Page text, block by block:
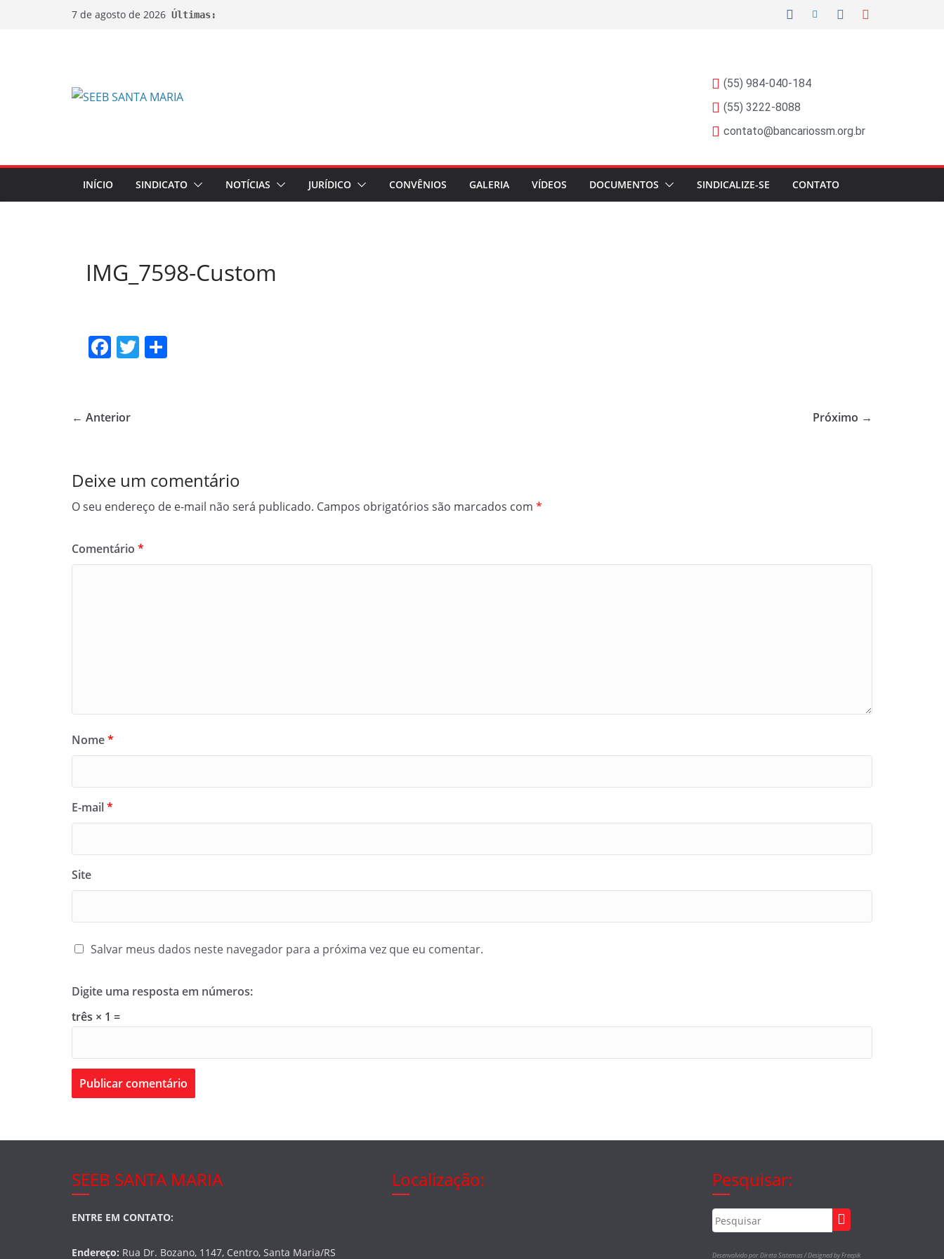
7 de agosto de 2026 Últimas:
(55) 984-040-184
(55) 3222-8088
contato@bancariossm.org.br
INÍCIO SINDICATO NOTÍCIAS JURÍDICO CONVÊNIOS GALERIA VÍDEOS DOCUMENTOS SINDICALIZE-SE CONTATO
IMG_7598-Custom
F
e
o
k
T
← Anterior Próximo →
Deixe um comentário
O seu endereço de e-mail não será publicado. Campos obrigatórios são marcados com *
Comentário *
Nome*
E-mail*
Site
Salvar meus dados neste navegador para a próxima vez que eu comentar.
Digite uma resposta em números:
três × 1 =
SEEB SANTA MARIA
ENTRE EM CONTATO:
Endereço: Rua Dr. Bozano, 1147, Centro, Santa Maria/RS
Localização: Pesquisar:
Desenvolvido por Direta Sistemas /Designed by Freepik